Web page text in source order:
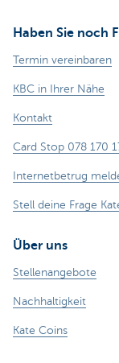
Haben Sie noch
Termin vereinbaren
KBC in Ihrer Nähe
Kontakt
Card Stop 078 170
Internetbetrug
Stell deine Frage
Über uns
Stellenangebote
Nachhaltigkeit
Kate Coins